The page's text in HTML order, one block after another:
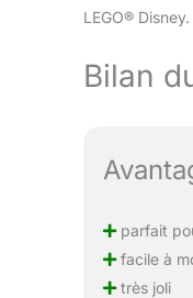
LEGO® Disney.
Bilan
parfait
facile à
très joli